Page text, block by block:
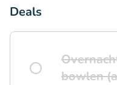
Deals
bowlen